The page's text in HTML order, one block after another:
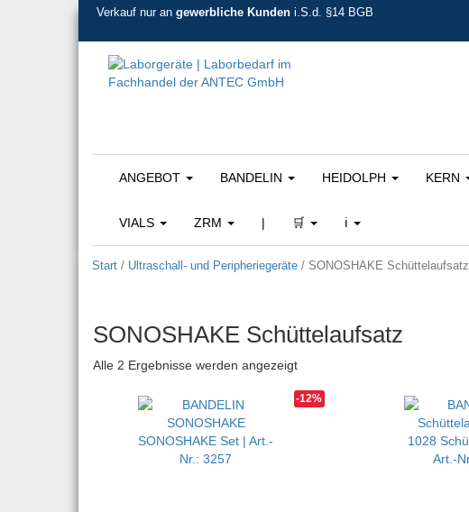
Verkauf nur an gewerbliche Kunden i.S.d. §14 BGB
ANGEBOT BANDELIN HEIDOLPH KERN
VIALS ZRM | 🛒 ℹ️
Start / Ultraschall- und Peripheriegeräte / SONOSHAKE Schüttelaufsatz
SONOSHAKE Schüttelaufsatz
Alle 2 Ergebnisse werden angezeigtNach Beliebtheit sortiert
-12%